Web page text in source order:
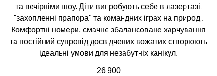
та вечірніми шоу. Діти випробують себе в лазертазі,
"захопленні прапора" та командних іграх на природі.
Комфортні номери, смачне збалансоване харчування
та постійний супровід досвідчених вожатих створюють
ідеальні умови для незабутніх канікул.
26 900